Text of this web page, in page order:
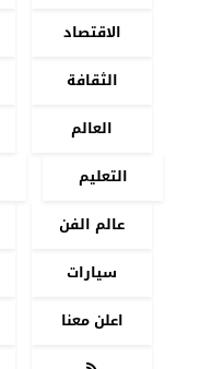
الاقتصاد
الثقافة
العالم
التعليم
عالم الفن
سيارات
اعلن معنا